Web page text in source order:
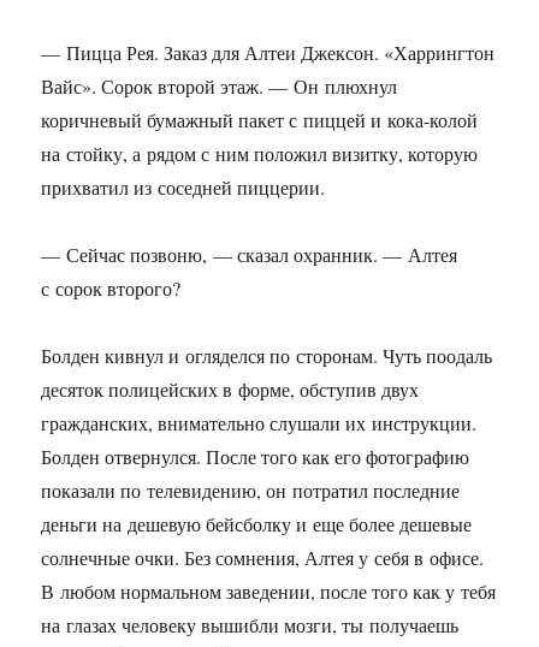
— Пицца Рея. Заказ для Алтеи Джексон. «Харрингтон
Вайс». Сорок второй этаж. — Он плюхнул
коричневый бумажный пакет с пиццей и кока-колой
на стойку, а рядом с ним положил визитку, которую
прихватил из соседней пиццерии.
— Сейчас позвоню, — сказал охранник. — Алтея
с сорок второго?
Болден кивнул и огляделся по сторонам. Чуть поодаль
десяток полицейских в форме, обступив двух
гражданских, внимательно слушали их инструкции.
Болден отвернулся. После того как его фотографию
показали по телевидению, он потратил последние
деньги на дешевую бейсболку и еще более дешевые
солнечные очки. Без сомнения, Алтея у себя в офисе.
В любом нормальном заведении, после того как у тебя
на глазах человеку вышибли мозги, ты получаешь